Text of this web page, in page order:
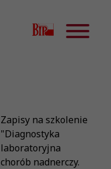
Zapisy na szkolenie
"Diagnostyka
laboratoryjna
chorób nadnerczy.